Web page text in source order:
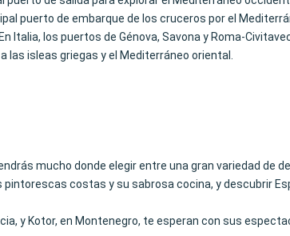
puerto de embarque de los cruceros por el
Italia, los puertos de Génova, Savona y Roma-
isleas griegas y el Mediterráneo oriental.
mucho donde elegir entre una gran variedad
costas y su sabrosa cocina, y descubrir
y Kotor, en Montenegro, te esperan con sus